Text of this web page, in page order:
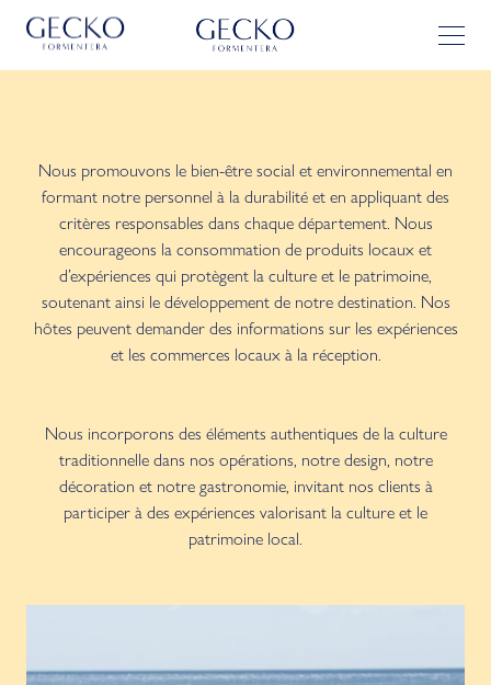
Nous promouvons le bien-être social et environnemental en
formant notre personnel à la durabilité et en appliquant des
critères responsables dans chaque département. Nous
encourageons la consommation de produits locaux et
d’expériences qui protègent la culture et le patrimoine,
soutenant ainsi le développement de notre destination. Nos
hôtes peuvent demander des informations sur les expériences
et les commerces locaux à la réception.
Nous incorporons des éléments authentiques de la culture
traditionnelle dans nos opérations, notre design, notre
décoration et notre gastronomie, invitant nos clients à
participer à des expériences valorisant la culture et le
patrimoine local.